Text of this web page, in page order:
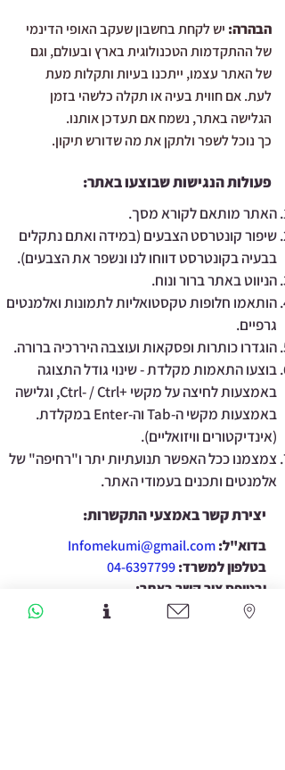
הבהרה: יש לקחת בחשבון שעקב האופי הדינמי
של ההתקדמות הטכנולוגית בארץ ובעולם, וגם
של האתר עצמו, ייתכנו בעיות ותקלות מעת
לעת.אם חווית בעיה או תקלה כלשהי בזמן
הגלישה באתר, נשמח אם תעדכן אותנו.
כך נוכל לשפר ולתקן את מה שדורש תיקון.
פעולות הנגישות שבוצעו באתר:
האתר מותאם לקורא מסך.
שיפור קונטרסט הצבעים (במידה ואתם נתקלים
בבעיה בקונטרסט דווחו לנו ונשפר את הצבעים).
הניווט באתר ברור ונוח.
הותאמו חלופות טקסטואליות לתמונות ואלמנטים
גרפיים.
הוגדרו כותרות ופסקאות ועוצבה היררכיה ברורה.
בוצעו התאמות מקלדת - שינוי גודל התצוגה
באמצעות לחיצה על מקשי +Ctrl- / Ctrl, וגלישה
באמצעות מקשי ה-Tab וה-Enter במקלדת.
(אינדיקטורים וויזואליים).
צמצמנו ככל האפשר תנועתיות יתר ו"רחיפה" של
אלמנטים ותכנים בעמודי האתר.
יצירת קשר באמצעי התקשרות:
בדוא"ל:Infomekumi@gmail.com
בטלפון למשרד:04-6397799
ובטופס צור קשר באתר:
לטופס צור הקשר לחצו כאן